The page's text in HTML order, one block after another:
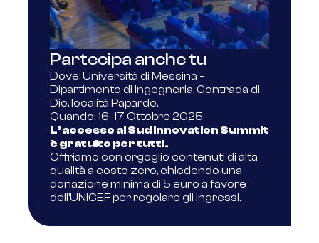
Partecipa anche tu
Dove: Università di Messina –
Dipartimento di Ingegneria, Contrada di
Dio, località Papardo.
Quando: 16-17 Ottobre 2025
L’accesso al Sud Innovation Summit
è gratuito per tutti.
Offriamo con orgoglio contenuti di alta
qualità a costo zero, chiedendo una
donazione minima di 5 euro a favore
dell’UNICEF per regolare gli ingressi.